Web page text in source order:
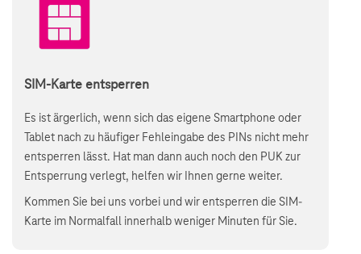
SIM-Karte entsperren
Es ist ärgerlich, wenn sich das eigene Smartphone oder
Tablet nach zu häufiger Fehleingabe des PINs nicht mehr
entsperren lässt. Hat man dann auch noch den PUK zur
Entsperrung verlegt, helfen wir Ihnen gerne weiter.
Kommen Sie bei uns vorbei und wir entsperren die SIM-
Karte im Normalfall innerhalb weniger Minuten für Sie.